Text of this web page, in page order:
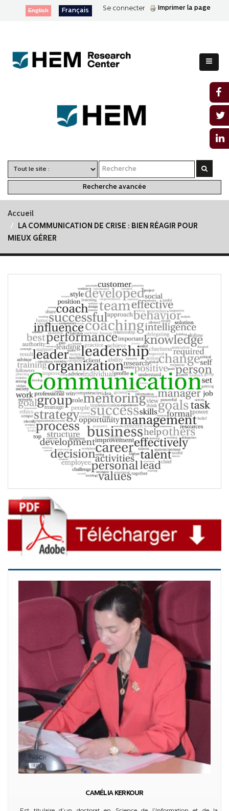
English Français Se connecter Imprimer la page
Recherche avancée
Accueil
LA COMMUNICATION DE CRISE : BIEN RÉAGIR POUR
MIEUX GÉRER
CAMÉLIA KERKOUR